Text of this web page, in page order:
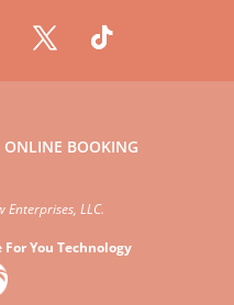
ONLINE BOOKING
Enterprises, LLC.
For You Technology